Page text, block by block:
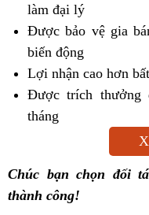
làm đại lý
Được bảo vệ gia
biến động
Lợi nhận cao hơn
Được trích thưởng
tháng
Chúc bạn chọn đối
thành công!